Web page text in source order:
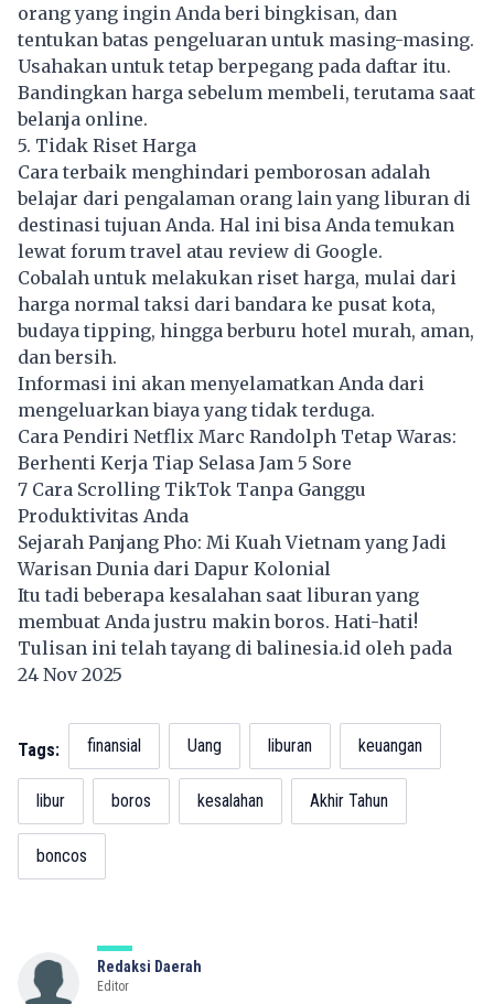
orang yang ingin Anda beri bingkisan, dan
tentukan batas pengeluaran untuk masing-masing.
Usahakan untuk tetap berpegang pada daftar itu.
Bandingkan harga sebelum membeli, terutama saat
belanja online.
5. Tidak Riset Harga
Cara terbaik menghindari pemborosan adalah
belajar dari pengalaman orang lain yang liburan di
destinasi tujuan Anda. Hal ini bisa Anda temukan
lewat forum travel atau review di Google.
Cobalah untuk melakukan riset harga, mulai dari
harga normal taksi dari bandara ke pusat kota,
budaya tipping, hingga berburu hotel murah, aman,
dan bersih.
Informasi ini akan menyelamatkan Anda dari
mengeluarkan biaya yang tidak terduga.
Cara Pendiri Netflix Marc Randolph Tetap Waras:
Berhenti Kerja Tiap Selasa Jam 5 Sore
7 Cara Scrolling TikTok Tanpa Ganggu
Produktivitas Anda
Sejarah Panjang Pho: Mi Kuah Vietnam yang Jadi
Warisan Dunia dari Dapur Kolonial
Itu tadi beberapa kesalahan saat liburan yang
membuat Anda justru makin boros. Hati-hati!
Tulisan ini telah tayang dibalinesia.id oleh pada
24 Nov 2025
Tags: finansial Uang liburan keuangan
libur boros kesalahan Akhir Tahun
boncos
Redaksi Daerah
Editor